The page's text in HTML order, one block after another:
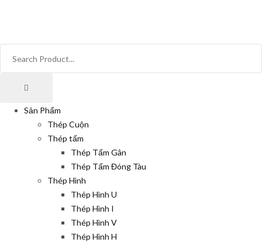
Sản Phẩm
Thép Cuộn
Thép tấm
Thép Tấm Gân
Thép Tấm Đóng Tàu
Thép Hình
Thép Hình U
Thép Hình I
Thép Hình V
Thép Hình H